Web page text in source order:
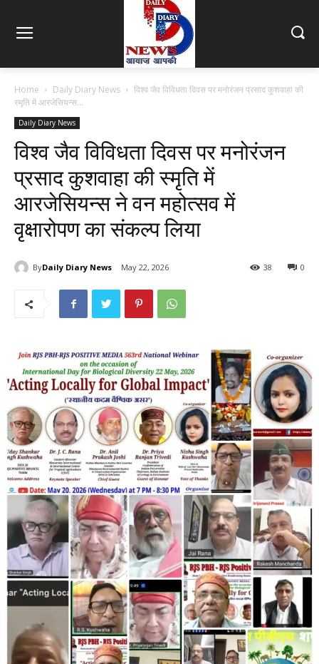
Home Daily Diary News
विश्व जैव विविधता दिवस पर मनोरंजन प्रसाद कुशवाहा की
स्मृति में आरजेसियन्स...
Daily Diary News
विश्व जैव विविधता दिवस पर मनोरंजन
प्रसाद कुशवाहा की स्मृति में
आरजेसियन्स ने वन महोत्सव में
वृक्षारोपण का संकल्प लिया
ByDaily Diary News May 22, 2026 0
38